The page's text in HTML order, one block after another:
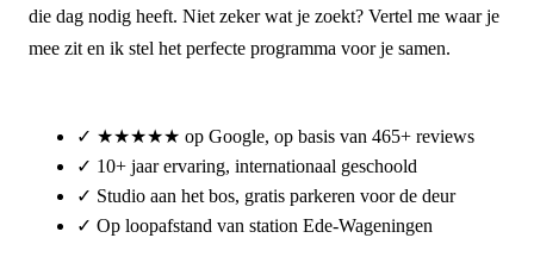
die dag nodig heeft. Niet zeker wat je zoekt? Vertel me waar je
mee zit en ik stel het perfecte programma voor je samen.
✓ ★★★★★ op Google, op basis van 465+ reviews
✓ 10+ jaar ervaring, internationaal geschoold
✓ Studio aan het bos, gratis parkeren voor de deur
✓ Op loopafstand van station Ede-Wageningen